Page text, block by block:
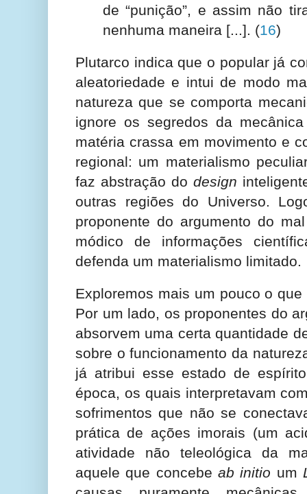
de “punição”, e assim não
nenhuma maneira [...]. (16)
Plutarco indica que o popular já
aleatoriedade e intui de modo
natureza que se comporta
ignore os segredos da
matéria crassa em movimento e
regional: um materialismo
faz abstração do design
outras regiões do Universo.
proponente do argumento do
módico de informações
defenda um materialismo limitado.
Exploremos mais um pouco o
Por um lado, os proponentes do
absorvem uma certa quantidade
sobre o funcionamento da
já atribui esse estado de
época, os quais interpretavam
sofrimentos que não se
prática de ações imorais (um
atividade não teleológica da
aquele que concebeab initio um